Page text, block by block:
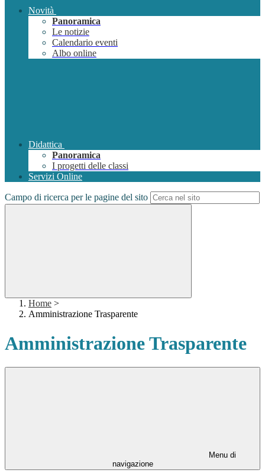
Novità
Panoramica
Le notizie
Calendario eventi
Albo online
Didattica
Panoramica
I progetti delle classi
Servizi Online
Campo di ricerca per le pagine del sito
Home >
Amministrazione Trasparente
Amministrazione Trasparente
Menu di
navigazione